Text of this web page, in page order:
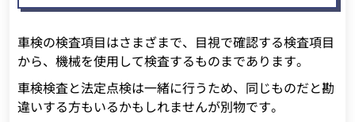
車検の検査項目はさまざまで、目視で確認する検査項目
から、機械を使用して検査するものまであります。
車検検査と法定点検は一緒に行うため、同じものだと勘
違いする方もいるかもしれませんが別物です。